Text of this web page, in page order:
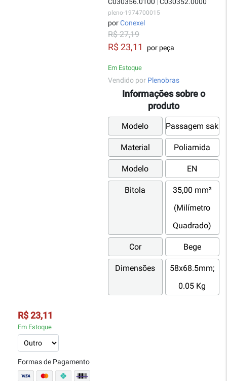
pleno-1974700015
porConexel
R$ 27,19
R$ 23,11 por peça
Em Estoque
Vendido por Plenobras
Informações sobre o
produto
Modelo Passagem sak
Material Poliamida
Modelo EN
Bitola
35,00 mm²
(Milímetro
Quadrado)
Cor Bege
Dimensões
58x68.5mm;
0.05 Kg
R$ 23,11
Em Estoque
Formas de Pagamento